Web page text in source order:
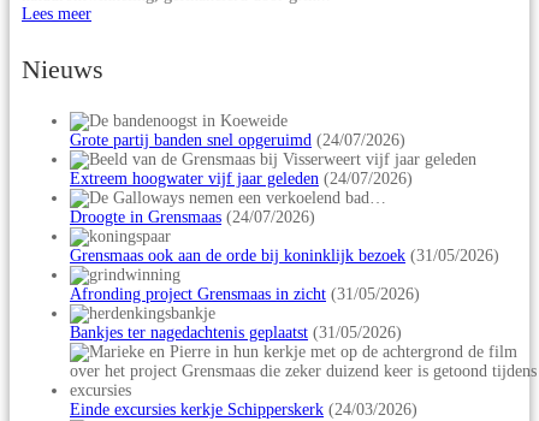
Lees meer
Nieuws
Grote partij banden snel opgeruimd (24/07/2026)
Extreem hoogwater vijf jaar geleden (24/07/2026)
Droogte in Grensmaas (24/07/2026)
Grensmaas ook aan de orde bij koninklijk bezoek (31/05/2026)
Afronding project Grensmaas in zicht (31/05/2026)
Bankjes ter nagedachtenis geplaatst (31/05/2026)
Einde excursies kerkje Schipperskerk (24/03/2026)